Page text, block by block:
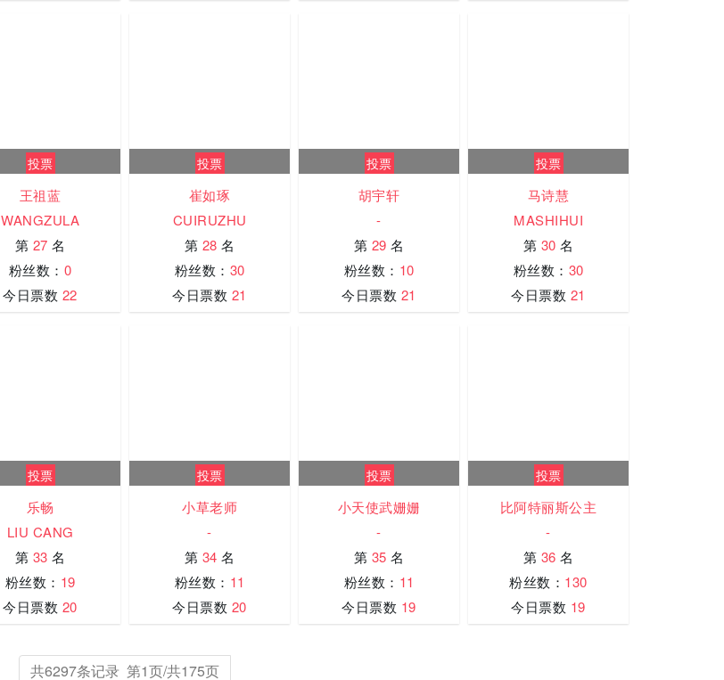
投票
王祖蓝
WANGZULA
第 27 名
粉丝数： 0
今日票数 22
投票
崔如琢
CUIRUZHU
第 28 名
粉丝数： 30
今日票数 21
投票
胡宇轩
-
第 29 名
粉丝数： 10
今日票数 21
投票
马诗慧
MASHIHUI
第 30 名
粉丝数： 30
今日票数 21
投票
乐畅
LIU CANG
第 33 名
粉丝数： 19
今日票数 20
投票
小草老师
-
第 34 名
粉丝数： 11
今日票数 20
投票
小天使武姗姗
-
第 35 名
粉丝数： 11
今日票数 19
投票
比阿特丽斯公主
-
第 36 名
粉丝数： 130
今日票数 19
共6297条记录 第1页/共175页